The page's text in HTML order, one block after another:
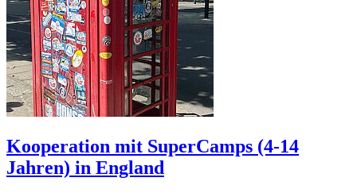
Kooperation mit SuperCamps (4-14
Jahren) in England